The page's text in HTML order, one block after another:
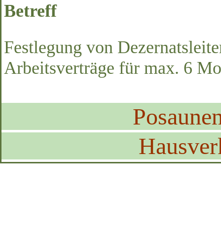
Betreff
Festlegung von
Arbeitsverträge für max. 6